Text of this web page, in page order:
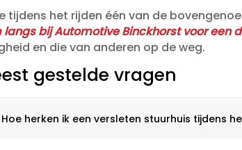
tijdens het rijden één van de
langs bij Automotive Binckhorst voor een
en die van anderen op de weg.​
gestelde vragen
Hoe herken ik een versleten stuurhuis tijdens